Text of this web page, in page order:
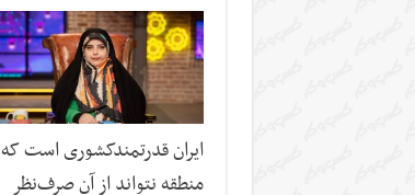
ایران قدرتمندکشوری است که
منطقه نتواند از آن صرف‌نظر